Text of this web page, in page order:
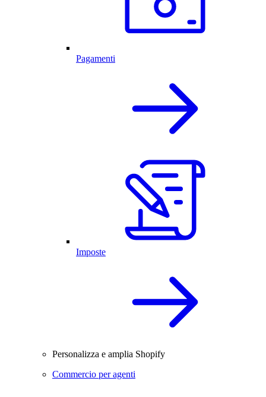
Pagamenti
Imposte
Personalizza e amplia Shopify
Commercio per agenti